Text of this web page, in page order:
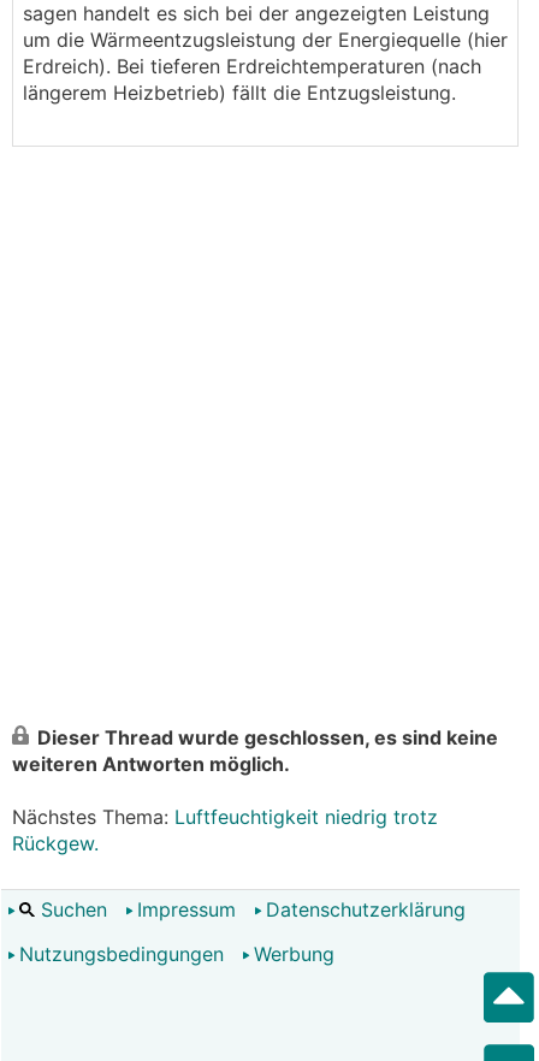
sagen handelt es sich bei der angezeigten Leistung
um die Wärmeentzugsleistung der Energiequelle (hier
Erdreich). Bei tieferen Erdreichtemperaturen (nach
längerem Heizbetrieb) fällt die Entzugsleistung.
Dieser Thread wurde geschlossen, es sind keine
weiteren Antworten möglich.
Nächstes Thema: Luftfeuchtigkeit niedrig trotz
Rückgew.
Suchen Impressum
Datenschutzerklärung
Nutzungsbedingungen
Werbung